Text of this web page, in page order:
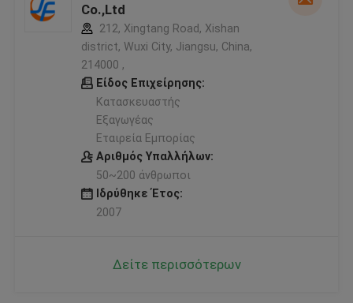
Co.,Ltd
212, Xingtang Road, Xishan
district, Wuxi City, Jiangsu, China,
214000 ,
Είδος Επιχείρησης:
Κατασκευαστής
Εξαγωγέας
Εταιρεία Εμπορίας
Αριθμός Υπαλλήλων:
50~200 άνθρωποι
Ιδρύθηκε Έτος:
2007
Δείτε περισσότερων